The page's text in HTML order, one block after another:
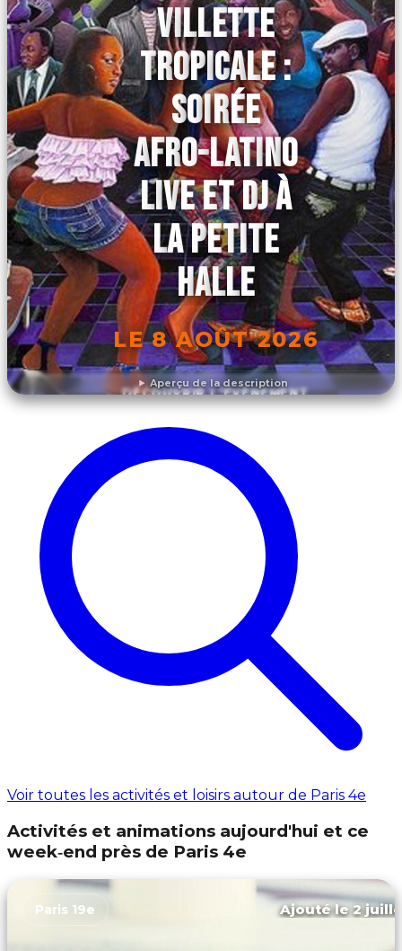
Aperçu de la description
VILLETTE
TROPICALE :
SOIRÉE
AFRO-LATINO
LIVE ET DJ À
LA PETITE
HALLE
LE 8 AOÛT 2026
DÉCOUVRIR L'ÉVÉNEMENT
Voir toutes les activités et loisirs autour de Paris 4e
Activités et animations aujourd'hui et ce
week‑end près de Paris 4e
Paris 19e Ajouté le 2